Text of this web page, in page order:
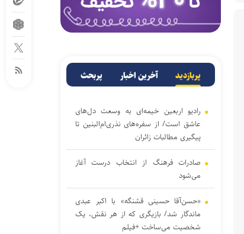
پربازدید آخرین اخبار پربحث
رادیو اربعین خیمه‌ای به وسعت دل‌های
عاشق است/ از سفره‌های نذری‌ام‌البنین تا
پیگیری مطالبات زائران
صادرات فرهنگ از انتخاب درست آغاز
می‌شود
«حسن‌آقا حسینی قشنگه» با اکبر عبدی
ماندگار شد/ بازیگری که از هر نقش، یک
شخصیت می‌ساخت +فیلم